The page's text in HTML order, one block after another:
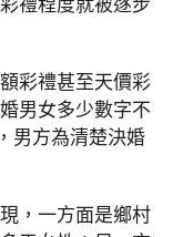
禮程度就被逐步
彩禮甚至天價彩
男女多少數字不
男方為清楚決婚
，一方面是鄉村